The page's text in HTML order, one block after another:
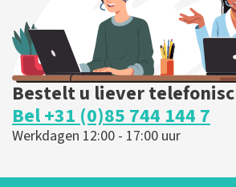
Bestelt u liever
Bel +31 (0)85 744 144 7
Werkdagen 12:00 - 17:00 uur